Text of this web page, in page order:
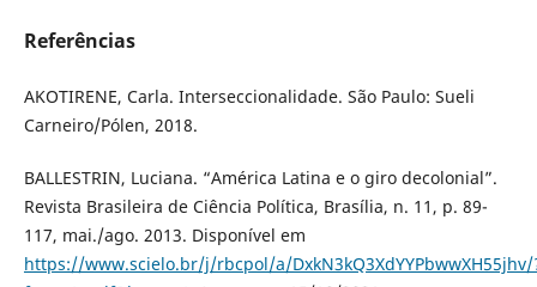
Referências
AKOTIRENE, Carla. Interseccionalidade. São Paulo: Sueli
Carneiro/Pólen, 2018.
BALLESTRIN, Luciana. “América Latina e o giro decolonial”.
Revista Brasileira de Ciência Política, Brasília, n. 11, p. 89-
117, mai./ago. 2013. Disponível em
https://www.scielo.br/j/rbcpol/a/DxkN3kQ3XdYYPbwwXH55jhv/